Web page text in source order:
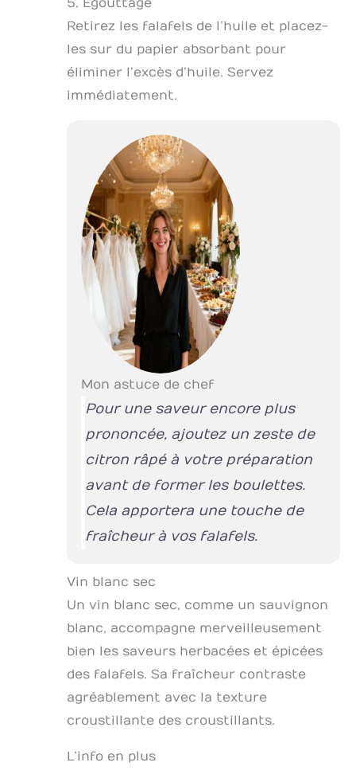
5. Égouttage
Retirez les falafels de l’huile et placez-
les sur du papier absorbant pour
éliminer l’excès d’huile. Servez
immédiatement.
Mon astuce de chef
Pour une saveur encore plus
prononcée, ajoutez un zeste de
citron râpé à votre préparation
avant de former les boulettes.
Cela apportera une touche de
fraîcheur à vos falafels.
Vin blanc sec
Un vin blanc sec, comme un sauvignon
blanc, accompagne merveilleusement
bien les saveurs herbacées et épicées
des falafels. Sa fraîcheur contraste
agréablement avec la texture
croustillante des croustillants.
L’info en plus